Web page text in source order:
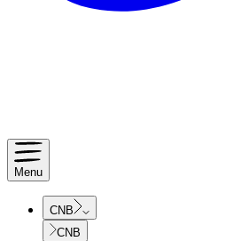
Menu
CNB
CNB